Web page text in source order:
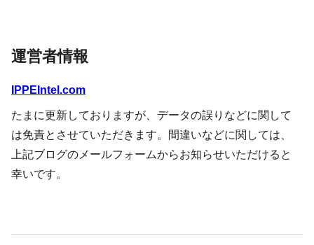
運営者情報
IPPEIntel.com
たまに更新しておりますが、データの誤りなどに関して
は免責とさせていただきます。間違いなどに関しては、
上記ブログのメールフォームからお知らせいただけると
幸いです。